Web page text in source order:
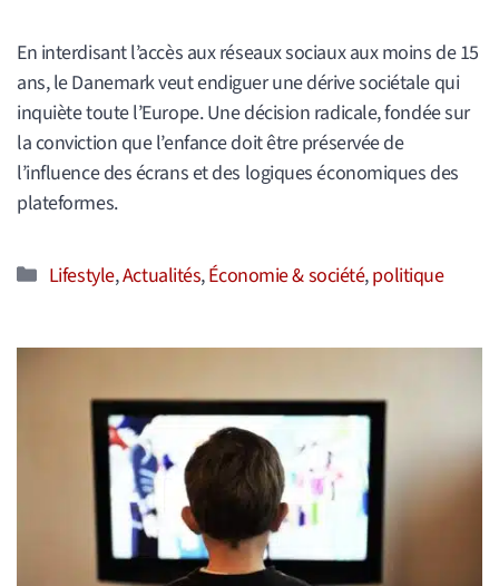
En interdisant l’accès aux réseaux sociaux aux moins de 15
ans, le Danemark veut endiguer une dérive sociétale qui
inquiète toute l’Europe. Une décision radicale, fondée sur
la conviction que l’enfance doit être préservée de
l’influence des écrans et des logiques économiques des
plateformes.
Catégories
Lifestyle,Actualités,Économie & société,politique